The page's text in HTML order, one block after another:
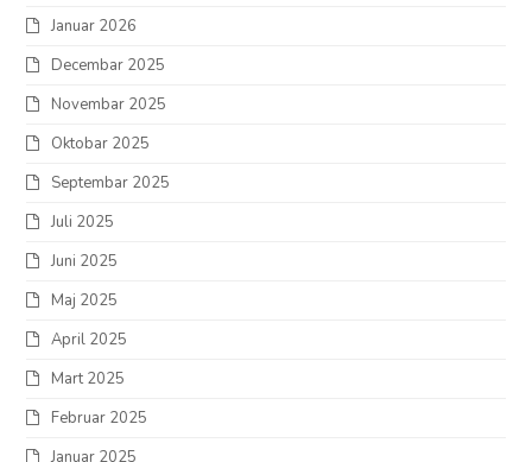
Januar 2026
Decembar 2025
Novembar 2025
Oktobar 2025
Septembar 2025
Juli 2025
Juni 2025
Maj 2025
April 2025
Mart 2025
Februar 2025
Januar 2025